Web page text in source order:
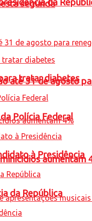
segunda
até 31 de agosto
aumentam
tratar diabetes
Polícia Federal
à Presidência
da República